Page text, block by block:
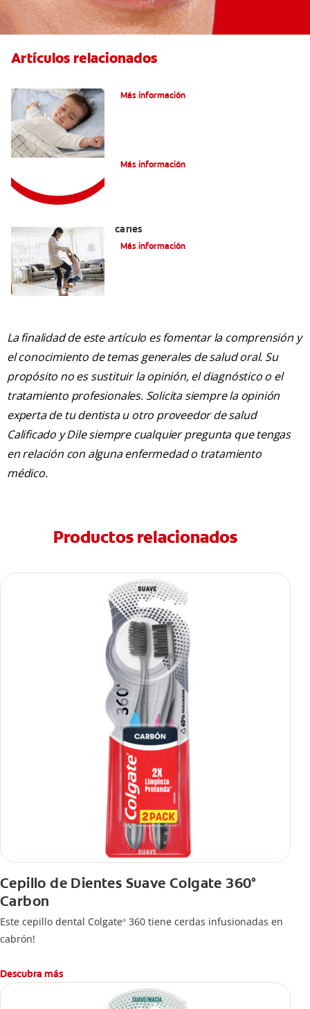
Artículos relacionados
Más información
Más información
caries
Más información
La finalidad de este artículo es fomentar la comprensión y
el conocimiento de temas generales de salud oral. Su
propósito no es sustituir la opinión, el diagnóstico o el
tratamiento profesionales. Solicita siempre la opinión
experta de tu dentista u otro proveedor de salud
Calificado y Dile siempre cualquier pregunta que tengas
en relación con alguna enfermedad o tratamiento
médico.
Productos relacionados
Cepillo de Dientes Suave Colgate 360°
Carbon
Este cepillo dental Colgate® 360 tiene cerdas infusionadas en
cabrón!
Descubra más